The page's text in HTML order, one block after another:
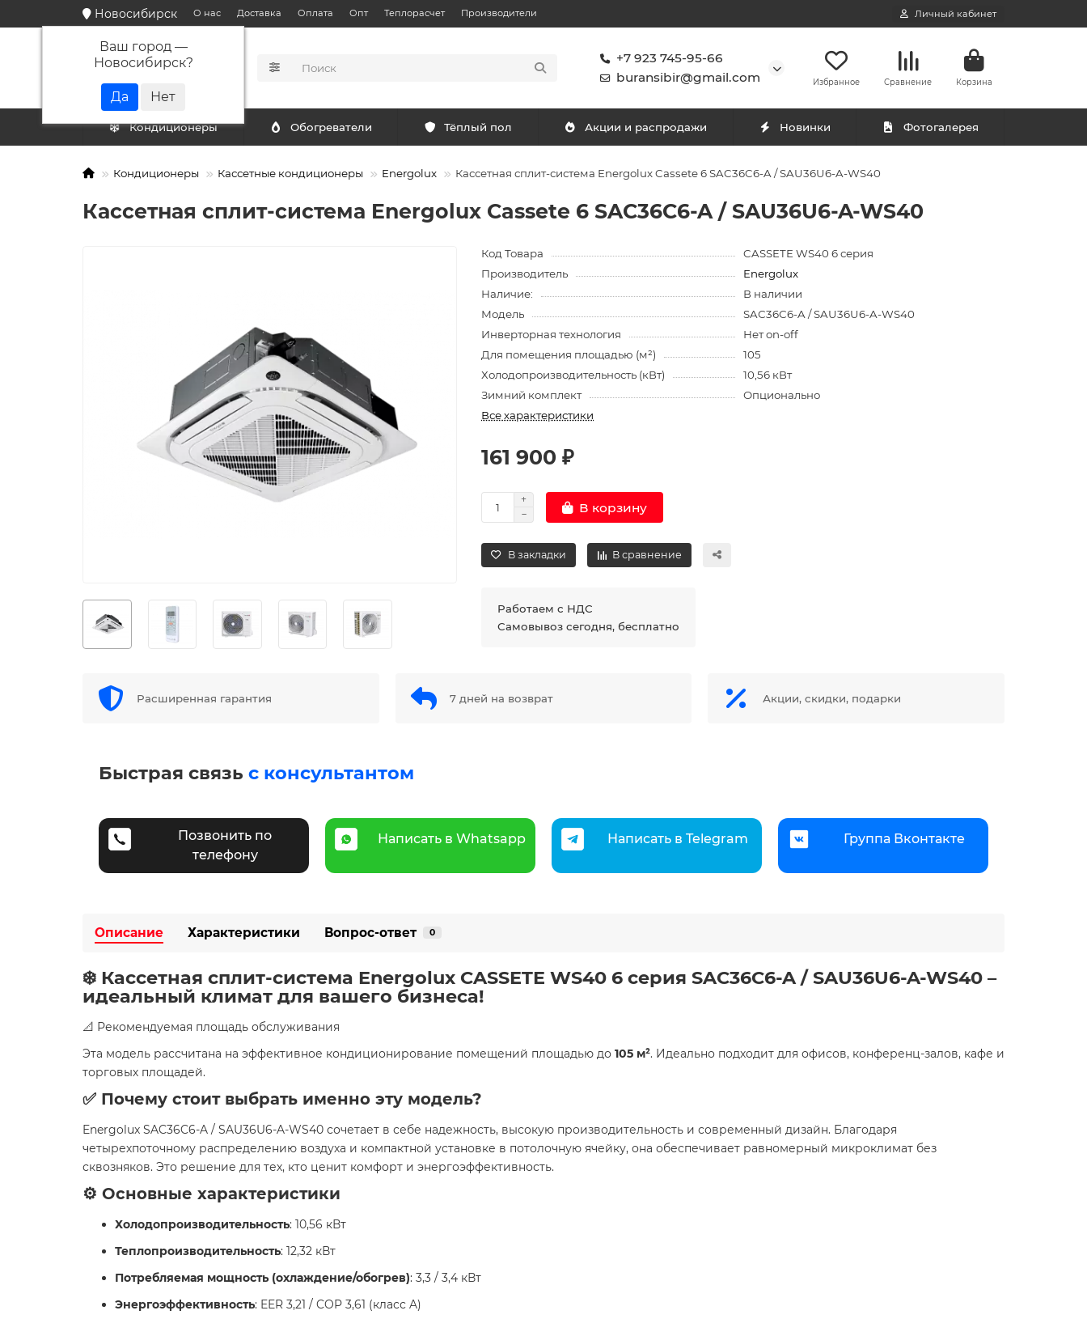
Новосибирск
Ваш город —
Новосибирск?
О нас Доставка Оплата Опт Теплорасчет Производители Личный кабинет
КАТАЛОГ
+7 923 745-95-66
buransibir@gmail.com
Избранное Сравнение Корзина
Кондиционеры Обогреватели Тёплый пол Акции и распродажи Новинки Фотогалерея
Кондиционеры Кассетные кондиционеры Energolux Кассетная сплит-система Energolux Cassete 6 SAC36C6-A / SAU36U6-A-WS40
Кассетная сплит-система Energolux Cassete 6 SAC36C6-A / SAU36U6-A-WS40
Код Товара
CASSETE WS40 6 серия
Производитель
Energolux
Наличие:
В наличии
Модель
SAС36С6-A / SAU36U6-A-WS40
Инверторная технология
Нет on-off
Для помещения площадью (м²)
105
Холодопроизводительность (кВт)
10,56 кВт
Зимний комплект
Опционально
Все характеристики
161 900 ₽
В корзину
В закладки В сравнение
Работаем с НДС
Самовывоз сегодня, бесплатно
Расширенная гарантия 7 дней на возврат Акции, скидки, подарки
Быстрая связь с консультантом
Позвонить по
телефону
Написать в Whatsapp Написать в Telegram Группа Вконтакте
Описание Характеристики Вопрос-ответ 0
❄️ Кассетная сплит-система Energolux CASSETE WS40 6 серия SAC36C6-A / SAU36U6-A-WS40 –
идеальный климат для вашего бизнеса!
📐 Рекомендуемая площадь обслуживания
Эта модель рассчитана на эффективное кондиционирование помещений площадью до 105 м². Идеально подходит для офисов, конференц-залов, кафе и
торговых площадей.
✅ Почему стоит выбрать именно эту модель?
Energolux SAC36C6-A / SAU36U6-A-WS40 сочетает в себе надежность, высокую производительность и современный дизайн. Благодаря
четырехпоточному распределению воздуха и компактной установке в потолочную ячейку, она обеспечивает равномерный микроклимат без
сквозняков. Это решение для тех, кто ценит комфорт и энергоэффективность.
⚙️ Основные характеристики
Холодопроизводительность: 10,56 кВт
Теплопроизводительность: 12,32 кВт
Потребляемая мощность (охлаждение/обогрев): 3,3 / 3,4 кВт
Энергоэффективность: EER 3,21 / COP 3,61 (класс A)